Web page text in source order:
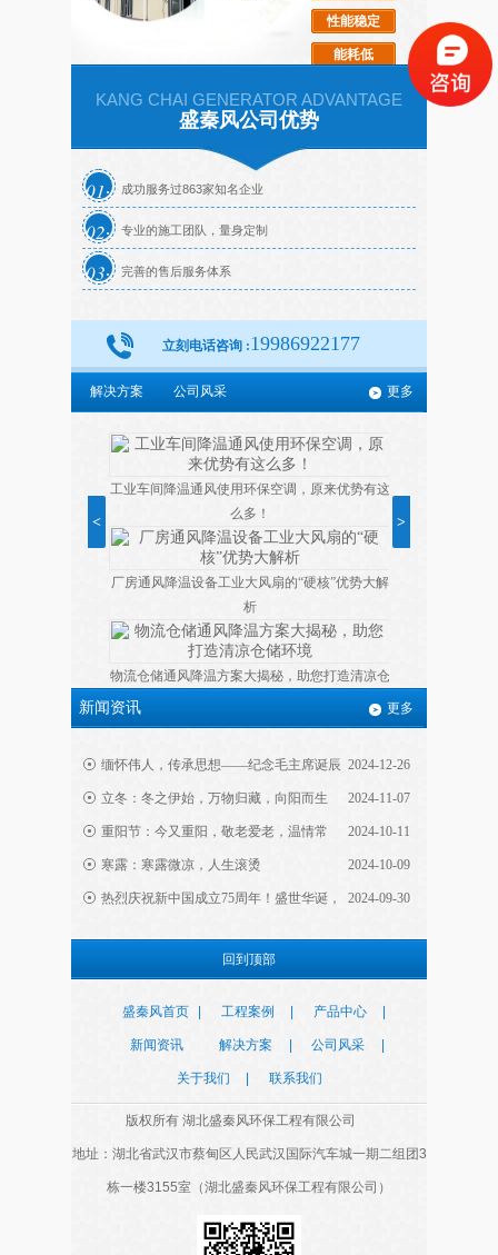
性能稳定
能耗低
KANG CHAI GENERATOR ADVANTAGE
盛秦风公司优势
01 成功服务过863家知名企业
02 专业的施工团队，量身定制
03 完善的售后服务体系
立刻电话咨询 :19986922177
解决方案 公司风采 更多
<
工业车间降温通风使用环保空调，原来优势有这
么多！
厂房通风降温设备工业大风扇的“硬核”优势大解
析
物流仓储通风降温方案大揭秘，助您打造清凉仓
这里你就懂
温通风的首选
仓库降温仓储通风降温的首选方法？推荐永磁工
的降温设备
>
润东方走进三秦大地07
润东方走进三秦大地06
新闻资讯 更多
2024-12-26
缅怀伟人，传承思想——纪念毛主席诞辰
131周年 2024-11-07
立冬：冬之伊始，万物归藏，向阳而生
2024-10-11
重阳节：今又重阳，敬老爱老，温情常
伴，岁月留香！ 2024-10-09
寒露：寒露微凉，人生滚烫
2024-09-30
热烈庆祝新中国成立75周年！盛世华诞，
回到顶部
盛秦风首页 工程案例 产品中心
新闻资讯 解决方案 公司风采
关于我们 联系我们
版权所有 湖北盛秦风环保工程有限公司
地址：湖北省武汉市蔡甸区人民武汉国际汽车城一期二组团3
栋一楼3155室（湖北盛秦风环保工程有限公司）